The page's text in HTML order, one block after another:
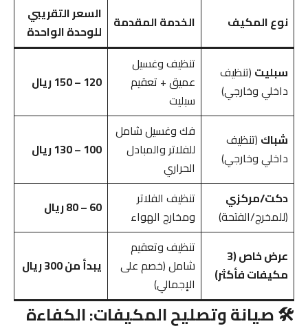
نوع المكيف الخدمة المقدمة
السعر التقريبي
للوحدة الواحدة
سبليت (تنظيف
داخلي وخارجي)
تنظيف وغسيل
عميق + تعقيم
سبليت
120 – 150 ريال
شباك (تنظيف
داخلي وخارجي)
فك وغسيل شامل
للفلاتر والمبادل
الحراري
100 – 130 ريال
دكت/مركزي
(للمخرج/الفتحة)
تنظيف الفلاتر
ومخارج الهواء
60 – 80 ريال
عرض خاص (3
مكيفات فأكثر)
تنظيف وتعقيم
شامل (خصم على
الإجمالي)
يبدأ من 300 ريال
🛠️ صيانة وتصليح المكيفات: الكفاءة